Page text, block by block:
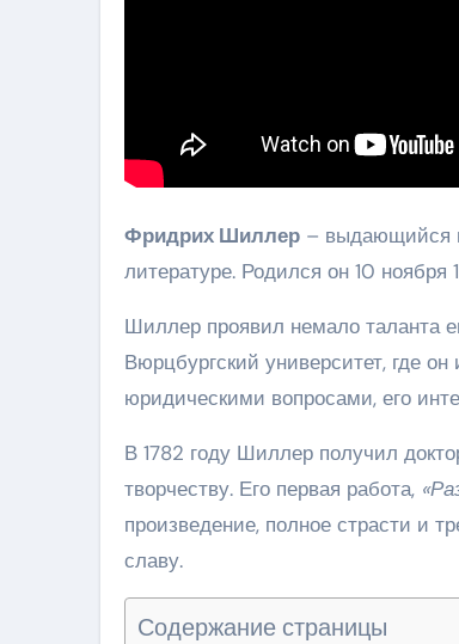
Фридрих Шиллер – выдающийся
литературе. Родился он 10 ноября
Шиллер проявил немало таланта
Вюрцбургский университет, где
юридическими вопросами, его
В 1782 году Шиллер получил
творчеству. Его первая работа,
произведение, полное страсти и
славу.
Содержание страницы